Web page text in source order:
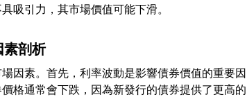
素剖析
因素。首先，利率波動是影響債券價值的重要因
格通常會下跌，因為新發行的債券提供了更高的